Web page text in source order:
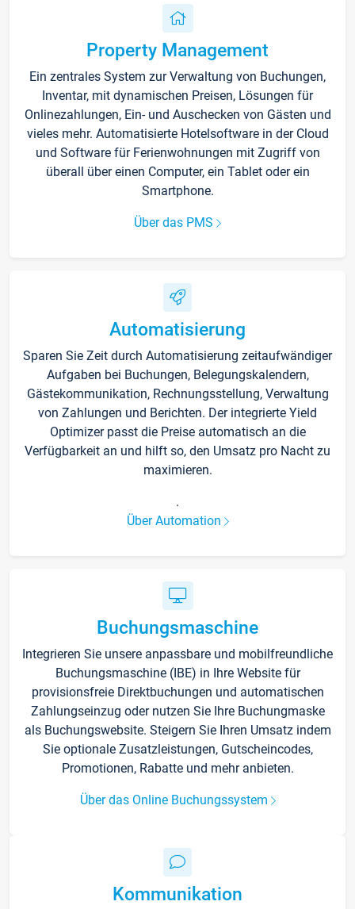
Property Management
Ein zentrales System zur Verwaltung von Buchungen,
Inventar, mit dynamischen Preisen, Lösungen für
Onlinezahlungen, Ein- und Auschecken von Gästen und
vieles mehr. Automatisierte Hotelsoftware in der Cloud
und Software für Ferienwohnungen mit Zugriff von
überall über einen Computer, ein Tablet oder ein
Smartphone.
Über das PMS
Automatisierung
Sparen Sie Zeit durch Automatisierung zeitaufwändiger
Aufgaben bei Buchungen, Belegungskalendern,
Gästekommunikation, Rechnungsstellung, Verwaltung
von Zahlungen und Berichten. Der integrierte Yield
Optimizer passt die Preise automatisch an die
Verfügbarkeit an und hilft so, den Umsatz pro Nacht zu
maximieren.
.
Über Automation
Buchungsmaschine
Integrieren Sie unsere anpassbare und mobilfreundliche
Buchungsmaschine (IBE) in Ihre Website für
provisionsfreie Direktbuchungen und automatischen
Zahlungseinzug oder nutzen Sie Ihre Buchungmaske
als Buchungswebsite. Steigern Sie Ihren Umsatz indem
Sie optionale Zusatzleistungen, Gutscheincodes,
Promotionen, Rabatte und mehr anbieten.
Über das Online Buchungssystem
Kommunikation